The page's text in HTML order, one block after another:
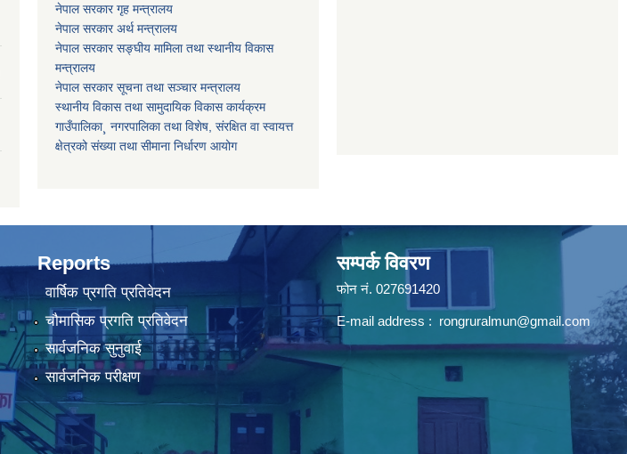
नेपाल सरकार गृह मन्त्रालय
नेपाल सरकार अर्थ मन्त्रालय
नेपाल सरकार सङ्घीय मामिला तथा स्थानीय विकास
मन्त्रालय
नेपाल सरकार सूचना तथा सञ्चार मन्त्रालय
स्थानीय विकास तथा सामुदायिक विकास कार्यक्रम
गाउँपालिका¸ नगरपालिका तथा विशेष, संरक्षित वा स्वायत्त
क्षेत्रको संख्या तथा सीमाना निर्धारण आयोग
Reports
वार्षिक प्रगति प्रतिवेदन
चौमासिक प्रगति प्रतिवेदन
सार्वजनिक सुनुवाई
सार्वजनिक परीक्षण
सम्पर्क विवरण
फोन न‌ं. 027691420
E-mail address : rongruralmun@gmail.com